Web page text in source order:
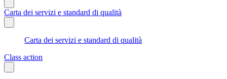
Carta dei servizi e standard di qualità
Carta dei servizi e standard di qualità
Class action